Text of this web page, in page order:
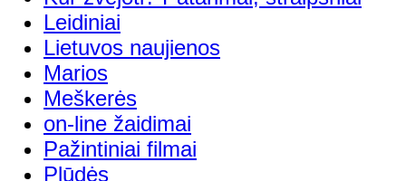
Leidiniai
Lietuvos naujienos
Marios
Meškerės
on-line žaidimai
Pažintiniai filmai
Plūdės